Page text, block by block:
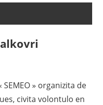
» organizita de
civita volontulo en